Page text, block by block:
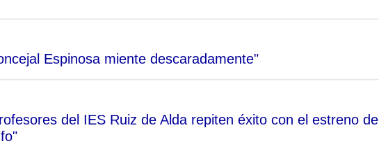
Espinosa miente descaradamente"
del IES Ruiz de Alda repiten éxito con el estreno de